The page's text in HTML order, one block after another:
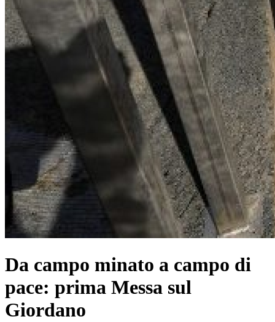
Da campo minato a campo di
pace: prima Messa sul
Giordano